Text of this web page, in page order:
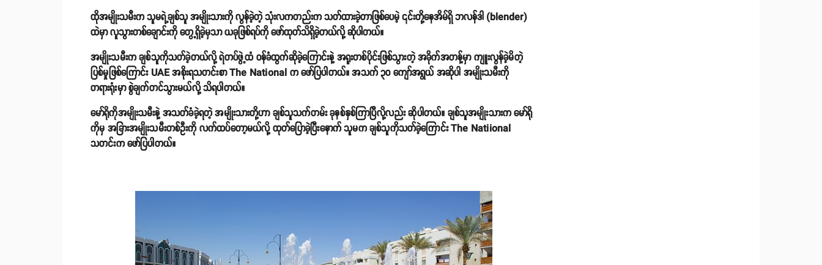
ထိုအမျိုးသမီးက သူမရဲ့ချစ်သူ အမျိုးသားကို လွန်ခဲ့တဲ့ သုံးလကတည်းက သတ်ထားခဲ့တာဖြစ်ပေမဲ့ ၎င်းတို့နေအိမ်ရှိ ဘလန်ဒါ (blender)
ထဲမှာ လူသွားတစ်ချောင်းကို တွေ့ရှိခဲ့မှသာ ယခုဖြစ်ရပ်ကို ဖော်ထုတ်သိရှိခဲ့တယ်လို့ ဆိုပါတယ်။
အမျိုးသမီးက ချစ်သူကိုသတ်ခဲ့တယ်လို့ ရဲတပ်ဖွဲ့ထံ ဝန်ခံထွက်ဆိုခဲ့ကြောင်းနဲ့ အရူးတစ်ပိုင်းဖြစ်သွားတဲ့ အခိုက်အတန့်မှာ ကျူးလွန်ခဲ့မိတဲ့
ပြစ်မှုဖြစ်ကြောင်း UAE အစိုးရသတင်းစာ The National က ဖော်ပြပါတယ်။ အသက် ၃၀ ကျော်အရွယ် အဆိုပါ အမျိုးသမီးကို
တရားရုံးမှာ စွဲချက်တင်သွားမယ်လို့ သိရပါတယ်။
မော်ရိုကိုအမျိုးသမီးနဲ့ အသတ်ခံခဲ့ရတဲ့ အမျိုးသားတို့ဟာ ချစ်သူသက်တမ်း ခုနစ်နှစ်ကြာပြီလို့လည်း ဆိုပါတယ်။ ချစ်သူအမျိုးသားက မော်ရို
ကိုမှ အခြားအမျိုးသမီးတစ်ဦးကို လက်ထပ်တော့မယ်လို့ ထုတ်ပြောခဲ့ပြီးနောက် သူမက ချစ်သူကိုသတ်ခဲ့ကြောင်း The Natiional
သတင်းက ဖော်ပြပါတယ်။